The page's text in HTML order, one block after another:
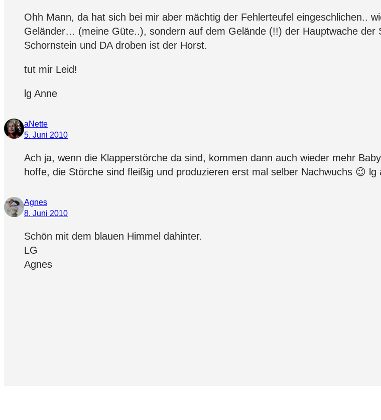
Ohh Mann, da hat sich bei mir aber mächtig der Fehlerteufel eingeschlichen..
Geländer… (meine Güte..), sondern auf dem Gelände (!!) der Hauptwache
Schornstein und DA droben ist der Horst.
tut mir Leid!
lg Anne
aNette
5. Juni 2010
Ach ja, wenn die Klapperstörche da sind, kommen dann auch wieder mehr
hoffe, die Störche sind fleißig und produzieren erst mal selber Nachwuchs 😉 lg
Agnes
8. Juni 2010
Schön mit dem blauen Himmel dahinter.
LG
Agnes